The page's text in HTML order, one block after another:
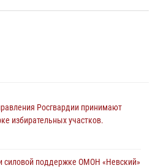
Росгвардии принимают
избирательных участков.
силовой поддержке ОМОН «Невский»